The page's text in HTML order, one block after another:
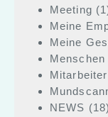
Meeting
Meine
Meine
Menschen
Mitarbeiter
NEWS (18)